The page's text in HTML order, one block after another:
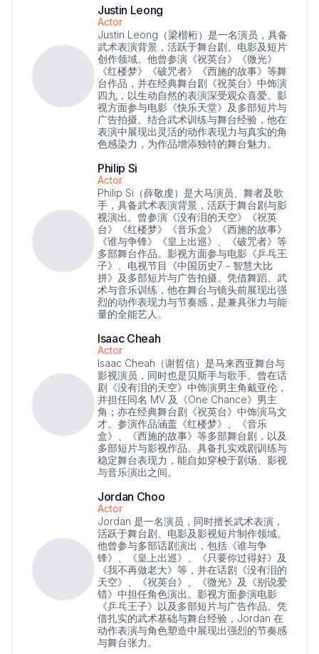
Justin Leong
Actor
Justin Leong（梁楷桁）是一名演员，具备
武术表演背景，活跃于舞台剧、电影及短片
创作领域。他曾参演《祝英台》《微光》
《红楼梦》《破咒者》《西施的故事》等舞
台作品，并在经典舞台剧《祝英台》中饰演
四九，以生动自然的表演深受观众喜爱。影
视方面参与电影《快乐天堂》及多部短片与
广告拍摄。结合武术训练与舞台经验，他在
表演中展现出灵活的动作表现力与真实的角
色感染力，为作品增添独特的舞台魅力。
Philip Si
Actor
Philip Si（薛敬虔）是大马演员、舞者及歌
手，具备武术表演背景，活跃于舞台剧与影
视演出。曾参演《没有泪的天空》《祝英
台》《红楼梦》《音乐盒》《西施的故事》
《谁与争锋》《皇上出巡》、《破咒者》等
多部舞台作品。影视方面参与电影《乒乓王
子》、电视节目《中国历史7－智慧大比
拼》及多部短片与广告拍摄。凭借舞蹈、武
术与音乐训练，他在舞台与镜头前展现出强
烈的动作表现力与节奏感，是兼具张力与能
量的全能艺人。
Isaac Cheah
Actor
Isaac Cheah（谢哲信）是马来西亚舞台与
影视演员，同时也是贝斯手与歌手。曾在话
剧《没有泪的天空》中饰演男主角戴亚伦，
并担任同名 MV 及《One Chance》男主
角；亦在经典舞台剧《祝英台》中饰演马文
才。参演作品涵盖《红楼梦》、《音乐
盒》、《西施的故事》等多部舞台剧，以及
多部短片与影视作品。具备扎实戏剧训练与
稳定舞台表现力，能自如穿梭于剧场、影视
与音乐演出之间。
Jordan Choo
Actor
Jordan 是一名演员，同时擅长武术表演，
活跃于舞台剧、电影及影视短片制作领域。
他曾参与多部话剧演出，包括《谁与争
锋》、《皇上出巡》、《只要你过得好》及
《我不再做老大》等，并在话剧《没有泪的
天空》、《祝英台》、《微光》及《别说爱
错》中担任角色演出。影视方面参演电影
《乒乓王子》以及多部短片与广告作品。凭
借扎实的武术基础与舞台经验，Jordan 在
动作表演与角色塑造中展现出强烈的节奏感
与舞台张力。